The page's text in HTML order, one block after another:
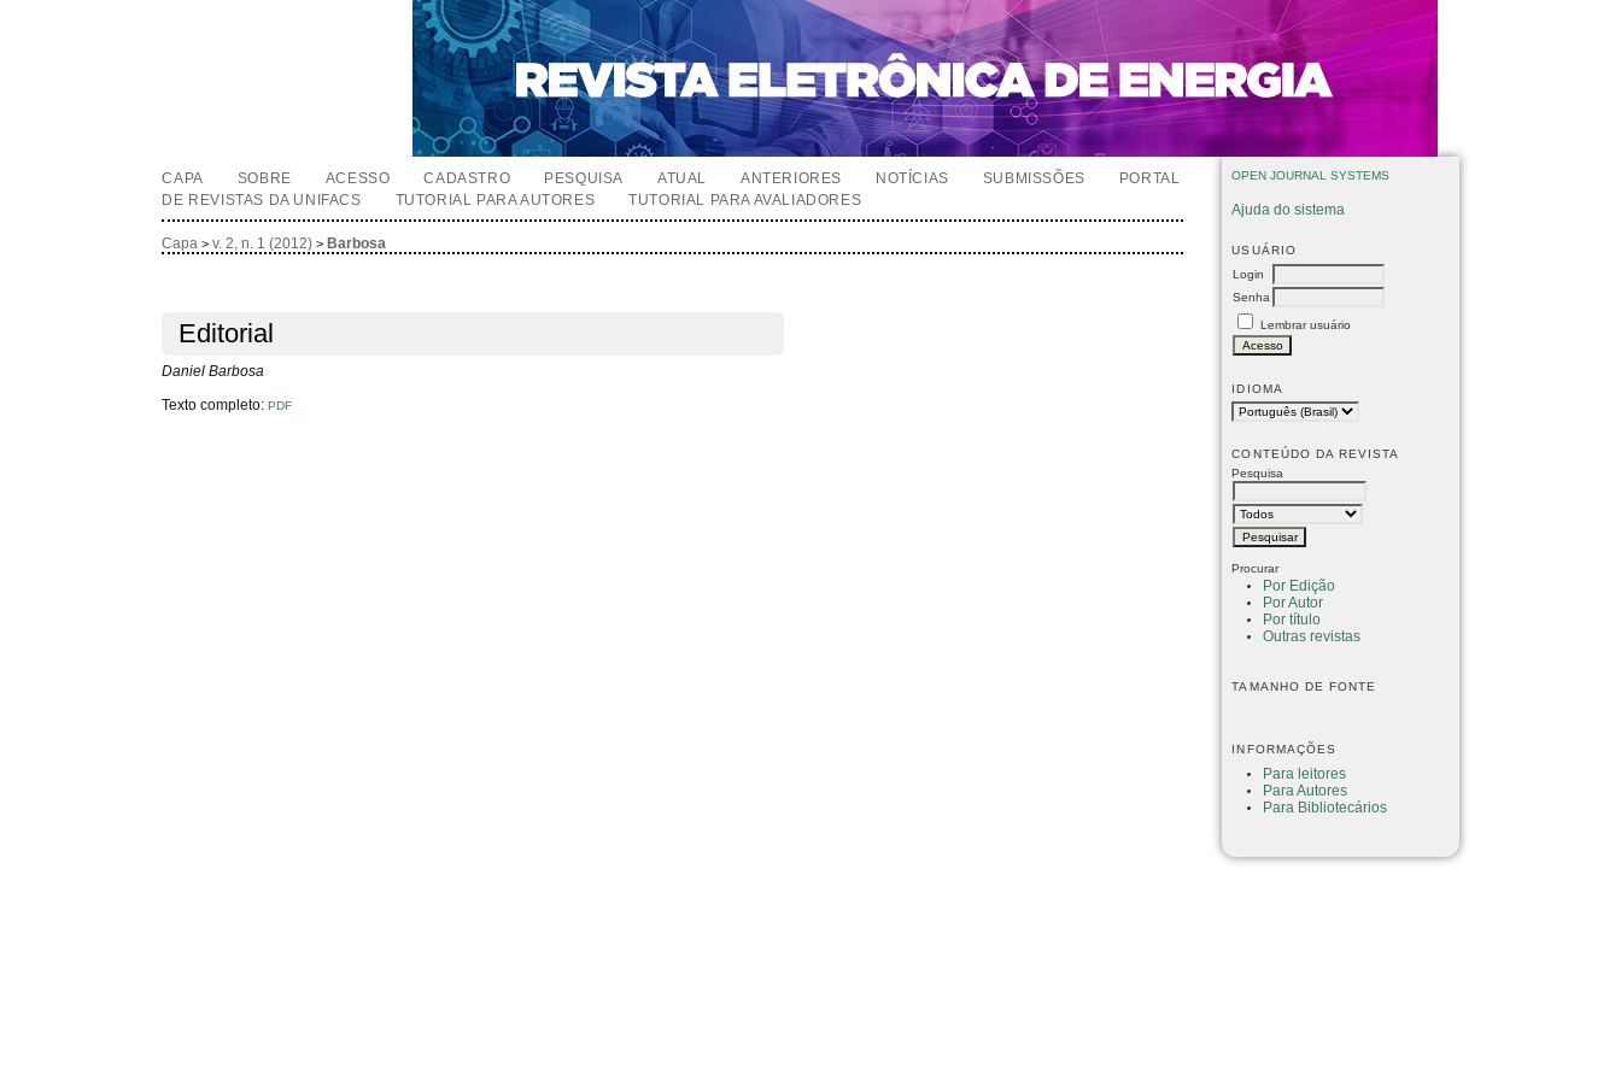
OPEN JOURNAL SYSTEMS
Ajuda do sistema
USUÁRIO
Login
Senha
Lembrar usuário
IDIOMA
CONTEÚDO DA REVISTA
Pesquisa
Procurar
Por Edição
Por Autor
Por título
Outras revistas
TAMANHO DE FONTE
INFORMAÇÕES
Para leitores
Para Autores
Para Bibliotecários
CAPA SOBRE ACESSO CADASTRO PESQUISA ATUAL ANTERIORES NOTÍCIAS SUBMISSÕES
PORTAL
DE REVISTAS DA UNIFACS
TUTORIAL PARA AUTORES TUTORIAL PARA AVALIADORES
Capa >v. 2, n. 1 (2012) > Barbosa
Editorial
Daniel Barbosa
Texto completo:PDF